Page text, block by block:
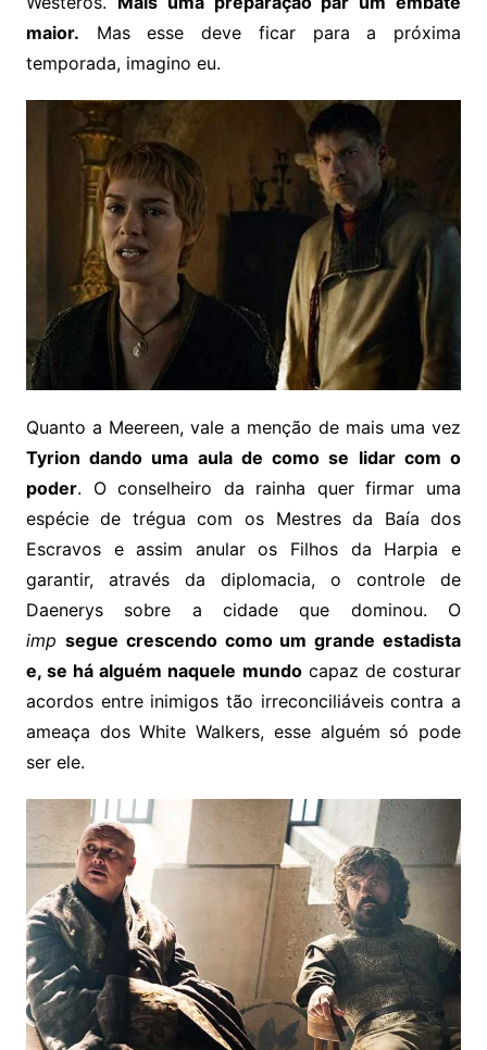
maior. Mas esse deve ficar para a próxima
temporada, imagino eu.
Quanto a Meereen, vale a menção de mais uma vez
Tyrion dando uma aula de como se lidar com o
poder. O conselheiro da rainha quer firmar uma
espécie de trégua com os Mestres da Baía dos
Escravos e assim anular os Filhos da Harpia e
garantir, através da diplomacia, o controle de
Daenerys sobre a cidade que dominou. O
imp segue crescendo como um grande estadista
e, se há alguém naquele mundocapaz de costurar
acordos entre inimigos tão irreconciliáveis contra a
ameaça dos White Walkers, esse alguém só pode
ser ele.